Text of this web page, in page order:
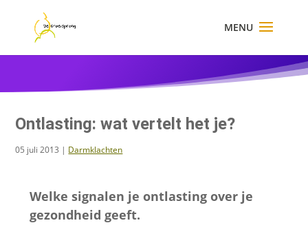
Ontlasting: wat vertelt het je?
05 juli 2013 | Darmklachten
Welke signalen je ontlasting over je
gezondheid geeft.